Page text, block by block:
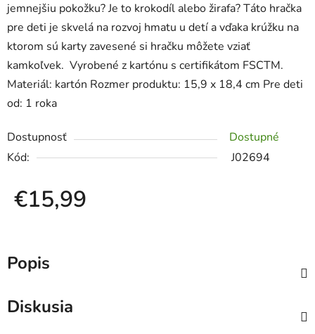
jemnejšiu pokožku? Je to krokodíl alebo žirafa? Táto hračka
pre deti je skvelá na rozvoj hmatu u detí a vďaka krúžku na
ktorom sú karty zavesené si hračku môžete vziať
kamkoľvek. Vyrobené z kartónu s certifikátom FSCTM.
Materiál: kartón Rozmer produktu: 15,9 x 18,4 cm Pre deti
od: 1 roka
Dostupnosť
Dostupné
Kód:
J02694
€15,99
Popis
Diskusia